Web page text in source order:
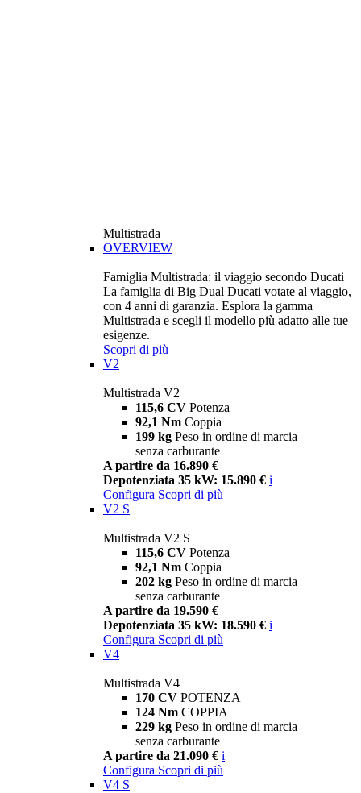
Multistrada
OVERVIEW
Famiglia Multistrada: il viaggio secondo Ducati
La famiglia di Big Dual Ducati votate al viaggio,
con 4 anni di garanzia. Esplora la gamma
Multistrada e scegli il modello più adatto alle tue
esigenze.
Scopri di più
V2
Multistrada V2
115,6 CV Potenza
92,1 Nm Coppia
199 kg Peso in ordine di marcia
senza carburante
A partire da 16.890 €
Depotenziata 35 kW: 15.890 € i
Configura Scopri di più
V2 S
Multistrada V2 S
115,6 CV Potenza
92,1 Nm Coppia
202 kg Peso in ordine di marcia
senza carburante
A partire da 19.590 €
Depotenziata 35 kW: 18.590 € i
Configura Scopri di più
V4
Multistrada V4
170 CV POTENZA
124 Nm COPPIA
229 kg Peso in ordine di marcia
senza carburante
A partire da 21.090 € i
Configura Scopri di più
V4 S